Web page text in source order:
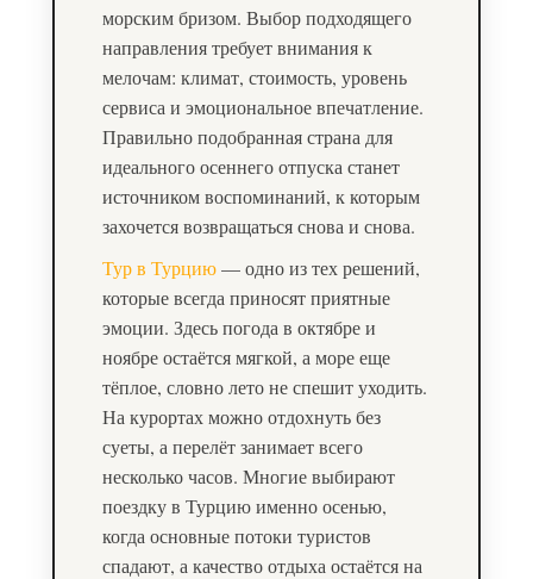
морским бризом. Выбор подходящего
направления требует внимания к
мелочам: климат, стоимость, уровень
сервиса и эмоциональное впечатление.
Правильно подобранная страна для
идеального осеннего отпуска станет
источником воспоминаний, к которым
захочется возвращаться снова и снова.
Тур в Турцию— одно из тех решений,
которые всегда приносят приятные
эмоции. Здесь погода в октябре и
ноябре остаётся мягкой, а море еще
тёплое, словно лето не спешит уходить.
На курортах можно отдохнуть без
суеты, а перелёт занимает всего
несколько часов. Многие выбирают
поездку в Турцию именно осенью,
когда основные потоки туристов
спадают, а качество отдыха остаётся на